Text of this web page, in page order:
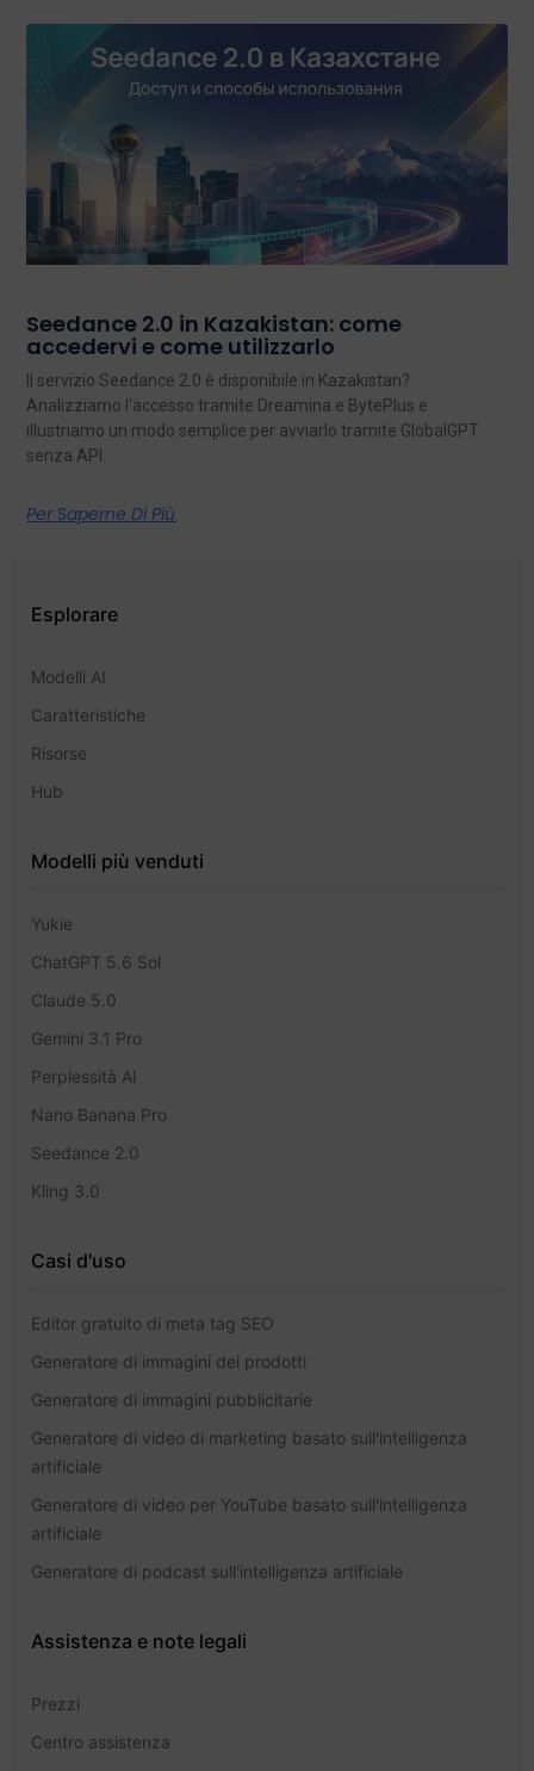
Seedance 2.0 in Kazakistan: come
accedervi e come utilizzarlo
Il servizio Seedance 2.0 è disponibile in Kazakistan?
Analizziamo l'accesso tramite Dreamina e BytePlus e
illustriamo un modo semplice per avviarlo tramite GlobalGPT
senza API.
Per Saperne Di Più
Esplorare
Modelli AI
Caratteristiche
Risorse
Hub
Modelli più venduti
Yukie
ChatGPT 5.6 Sol
Claude 5.0
Gemini 3.1 Pro
Perplessità AI
Nano Banana Pro
Seedance 2.0
Kling 3.0
Casi d'uso
Editor gratuito di meta tag SEO
Generatore di immagini dei prodotti
Generatore di immagini pubblicitarie
Generatore di video di marketing basato sull'intelligenza
artificiale
Generatore di video per YouTube basato sull'intelligenza
artificiale
Generatore di podcast sull'intelligenza artificiale
Assistenza e note legali
Prezzi
Centro assistenza